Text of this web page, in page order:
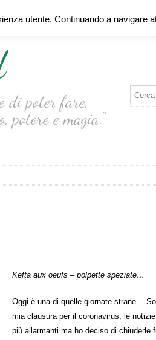
di poter fare,
e magia."
Kefta aux oeufs – polpette speziate…
Oggi è una di quelle giornate strane…
mia clausura per il coronavirus, le
più allarmanti ma ho deciso di chiuderle
utente. Continuando a navigare